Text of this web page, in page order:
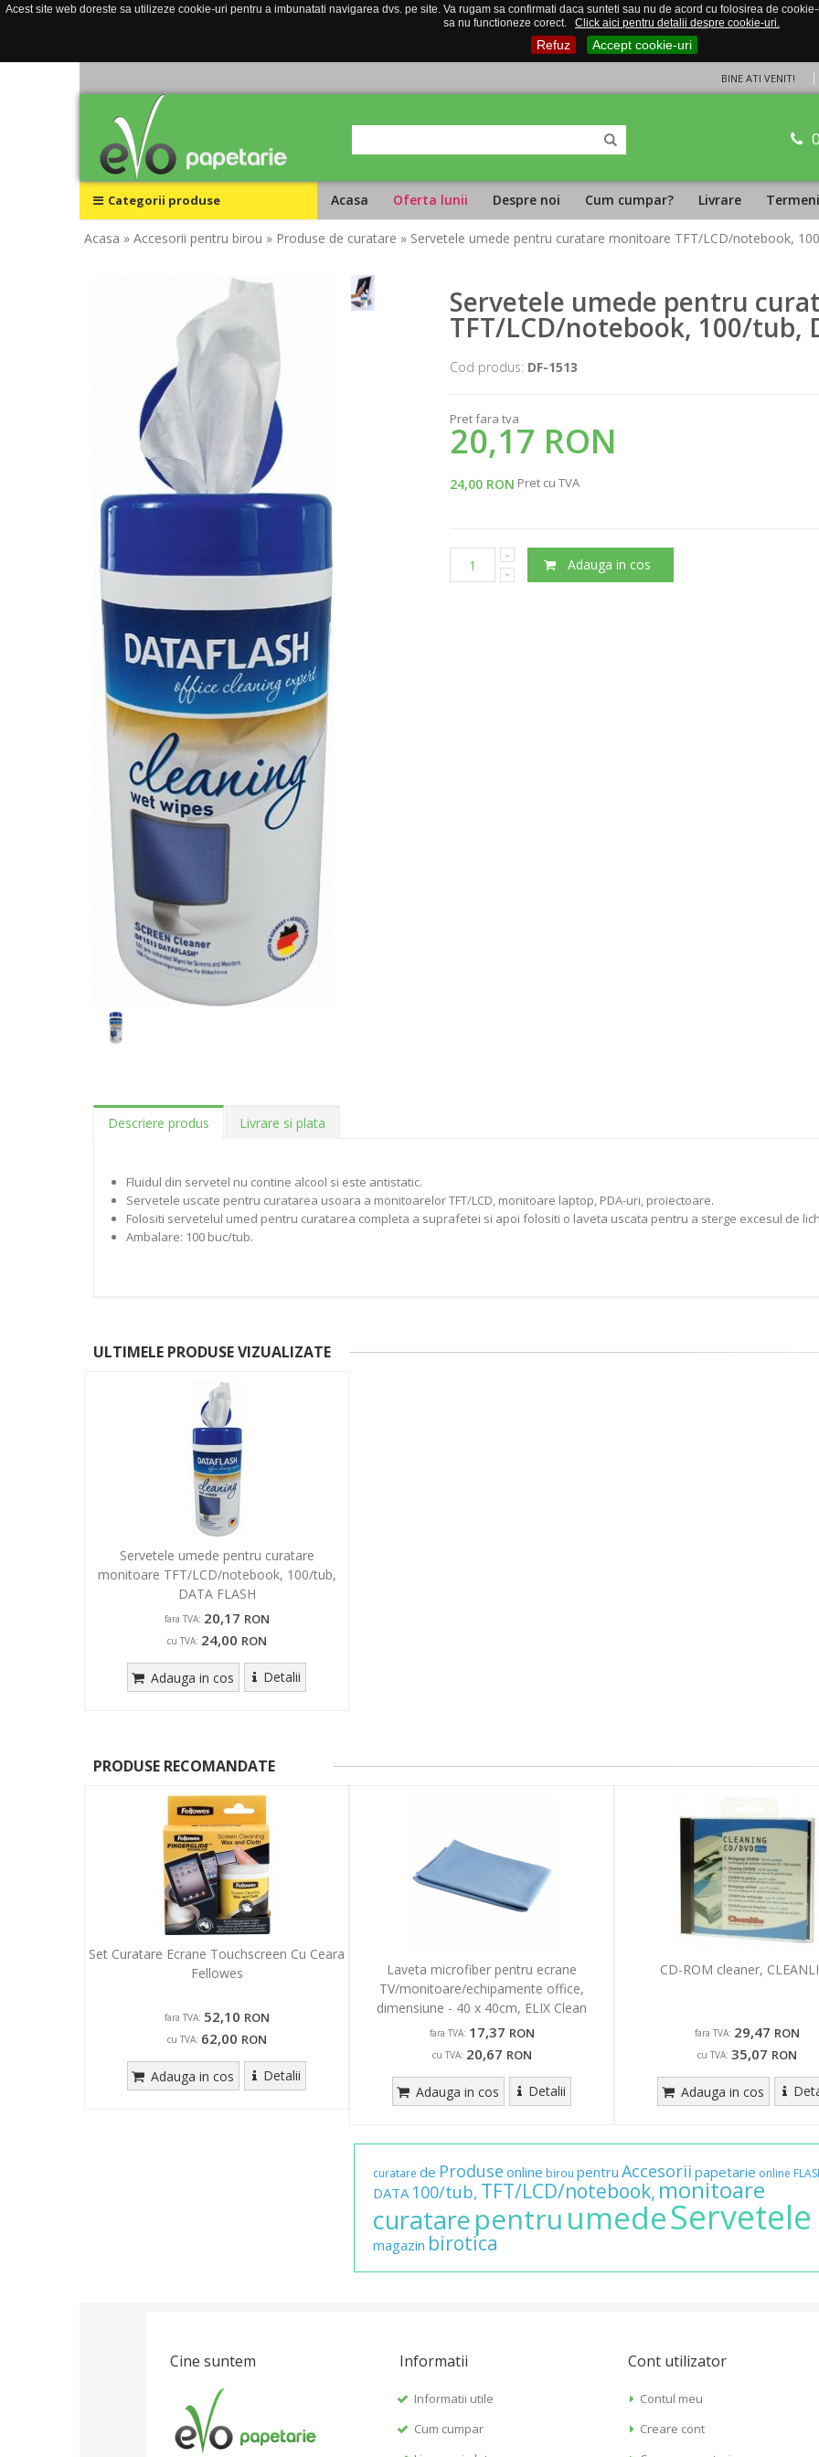
Acest site web doreste sa utilizeze cookie-uri pentru a imbunatati navigarea dvs. pe site. Va rugam sa confirmati daca sunteti sau nu de acord cu folosirea de
sa nu functioneze corect.
Click aici pentru detalii despre cookie-uri.
Refuz Accept cookie-uri
BINE ATI VENIT!
Categorii produse Acasa Oferta lunii Despre noi Cum cumpar? Livrare
Acasa » Accesorii pentru birou » Produse de curatare » Servetele umede pentru curatare monitoare TFT/LCD/notebook,
Servetele umede pentru
TFT/LCD/notebook, 100/tub,
Cod produs: DF-1513
Pret fara tva
20,17 RON
24,00 RON Pret cu TVA
Adauga in cos
Descriere produs Livrare si plata
Fluidul din servetel nu contine alcool si este antistatic.
Servetele uscate pentru curatarea usoara a monitoarelor TFT/LCD, monitoare laptop, PDA-uri, proiectoare.
Folositi servetelul umed pentru curatarea completa a suprafetei si apoi folositi o laveta uscata pentru a sterge excesul de
Ambalare: 100 buc/tub.
ULTIMELE PRODUSE VIZUALIZATE
Servetele umede pentru curatare
monitoare TFT/LCD/notebook, 100/tub,
DATA FLASH
fara TVA: 20,17 RON
cu TVA: 24,00 RON
Adauga in cos Detalii
PRODUSE RECOMANDATE
Set Curatare Ecrane Touchscreen Cu Ceara
Fellowes
fara TVA: 52,10 RON
cu TVA: 62,00 RON
Adauga in cos Detalii
Laveta microfiber pentru ecrane
TV/monitoare/echipamente office,
dimensiune - 40 x 40cm, ELIX Clean
fara TVA: 17,37 RON
cu TVA: 20,67 RON
Adauga in cos Detalii
CD-ROM cleaner,
fara TVA: 29,47 RON
cu TVA: 35,07 RON
Adauga in cos
curatare de Produse online birou pentru Accesorii papetarie online
DATA 100/tub, TFT/LCD/notebook, monitoare
curatarepentruumedeServetele
magazin birotica
Cine suntem Informatii
Informatii utile
Cum cumpar
Cont utilizator
Contul meu
Creare cont